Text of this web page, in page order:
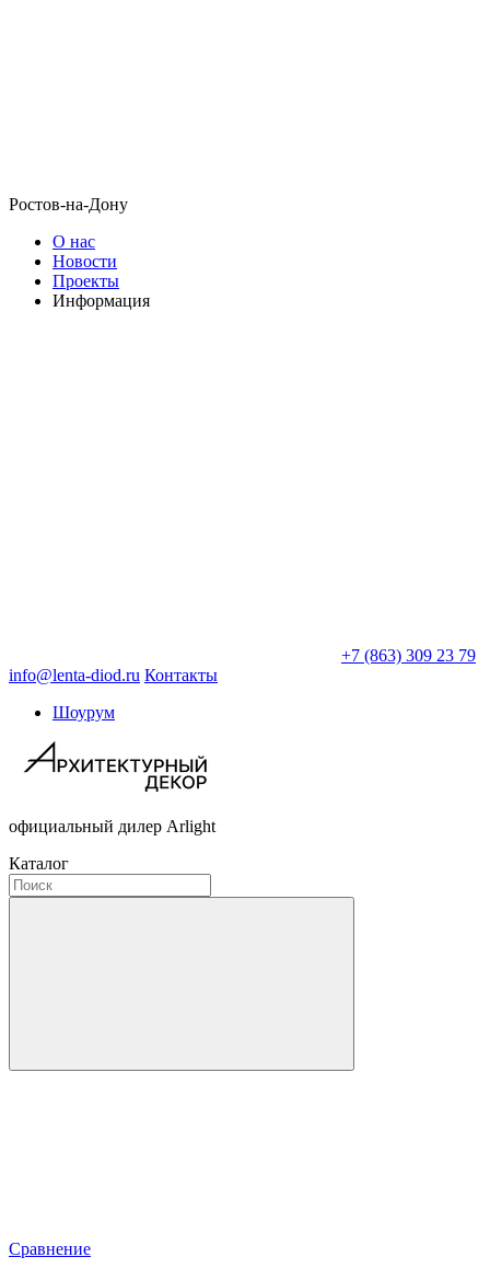
Ростов-на-Дону
О нас
Новости
Проекты
Информация
+7 (863) 309 23 79
info@lenta-diod.ru Контакты
Шоурум
официальный дилер Arlight
Каталог
Сравнение